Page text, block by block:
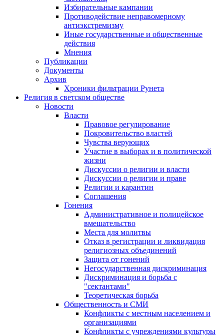
Избирательные кампании
Противодействие неправомерному
антиэкстремизму
Иные государственные и общественные
действия
Мнения
Публикации
Документы
Архив
Хроники фильтрации Рунета
Религия в светском обществе
Новости
Власти
Правовое регулирование
Покровительство властей
Чувства верующих
Участие в выборах и в политической
жизни
Дискуссии о религии и власти
Дискуссии о религии и праве
Религии и карантин
Соглашения
Гонения
Административное и полицейское
вмешательство
Места для молитвы
Отказ в регистрации и ликвидация
религиозных объединений
Защита от гонений
Негосударственная дискриминация
Дискриминация и борьба с
"сектантами"
Теоретическая борьба
Общественность и СМИ
Конфликты с местным населением и
организациями
Конфликты с учреждениями культуры